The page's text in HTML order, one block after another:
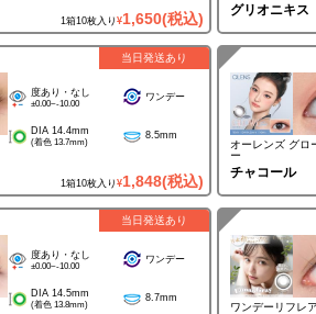
1箱10枚入り ¥1,650(税込) グリオニキス
度あり・なし
±0.00~-10.00
ワンデー
DIA 14.4mm
(着色 13.7mm)
8.5mm
1箱10枚入り ¥1,848(税込)
当日発送あり
オーレンズ グロ
ー
チャコール
度あり・なし
±0.00~-10.00
ワンデー
DIA 14.5mm
(着色 13.8mm)
8.7mm
当日発送あり
ワンデーリフレ